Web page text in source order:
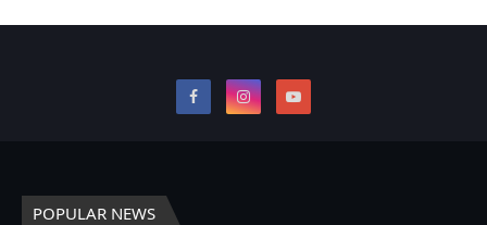
POPULAR NEWS